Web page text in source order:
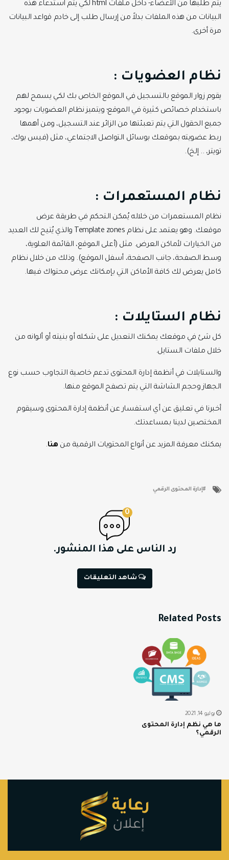
يتم طلبها من ‏الأعضاء- داخل ملفات ‏html‏ لكي يتم استدعاء هذه
البيانات من هذه الملفات بدلاً من إرسال طلب ‏إلى خادم قواعد البيانات
مرة أخرى.
‏‏نظام العضويات :
يقوم زوار الموقع بالتسجيل في الموقع الخاص بك لكي يسمح لهم
باستخدام خصائص كثيرة في ‏الموقع؛ ويتميز نظام العضويات بوجود
جميع الحقول التي يتم تعبئتها من الزائر عند التسجيل، ‏ومن أهمها
ربط عضويته بموقعك بوسائل التواصل الاجتماعي، مثل (فيس بوك،
تويتر، .. إلخ).‏
‏نظام المستعمرات :
نظام المستعمرات من خلاله يُمكن التحكم في طريقة عرض
موقعك. وهو يعتمد على ‏نظام Template zones‏ والذي يُتيح لك العديد
من الخيارات لأماكن العرض. مثل (أعلى الموقع، ‏القائمة العلوية،
وسط الصفحة، جانب الصفحة، أسفل الموقع). وذلك من خلال نظام
كامل يعرض ‏لك كافة الأماكن التي بإمكانك عرض محتواك فيها.‏
‏نظام الستايلات :
كل شئ في موقعك يمكنك التعديل على شكله أو بنيته أو ألوانه من
خلال ملفات الستايل. ‏
والستايلات في أنظمة إدارة المحتوى تدعم خاصية التجاوب حسب نوع
الجهاز وحجم الشاشة التي ‏يتم تصفح الموقع منها.‏ ‏
أخبرنا في تعليق عن أي استفسار عن أنظمة إدارة المحتوى وسيقوم
المختصين لدينا بمساعدتك.
يمكنك معرفة المزيد عن أنواع المحتويات الرقمية من هنا.
إدارة المحتوى الرقمي
0
رد الناس على هذا المنشور.
شاهد التعليقات
Related Posts
يوليو 14, 2021
ما هي نظم إدارة المحتوى
الرقمي؟